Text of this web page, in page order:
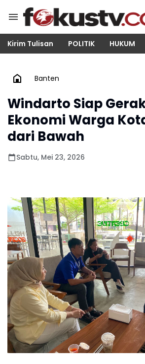
Kirim Tulisan POLITIK HUKUM
Banten
Windarto Siap
Ekonomi Warga
dari Bawah
Sabtu, Mei 23, 2026